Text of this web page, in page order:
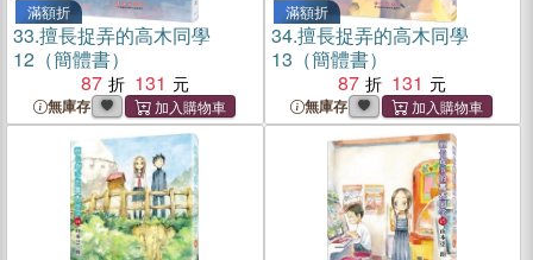
滿額折
33.擅長捉弄的高木同學
12（簡體書）
87
131
無庫存
滿額折
34.擅長捉弄的高木同學
13（簡體書）
87
131
無庫存